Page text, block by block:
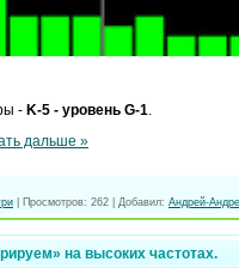
- K-5 - уровень G-1
дальше »
Просмотров: 262 Добавил: Андрей-
на высоких частотах.